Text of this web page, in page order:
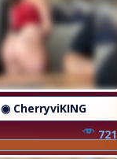
◉ CherryviKING
721